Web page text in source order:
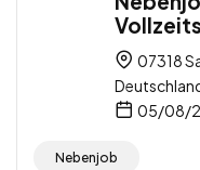
07318
05/08/
Nebenjob